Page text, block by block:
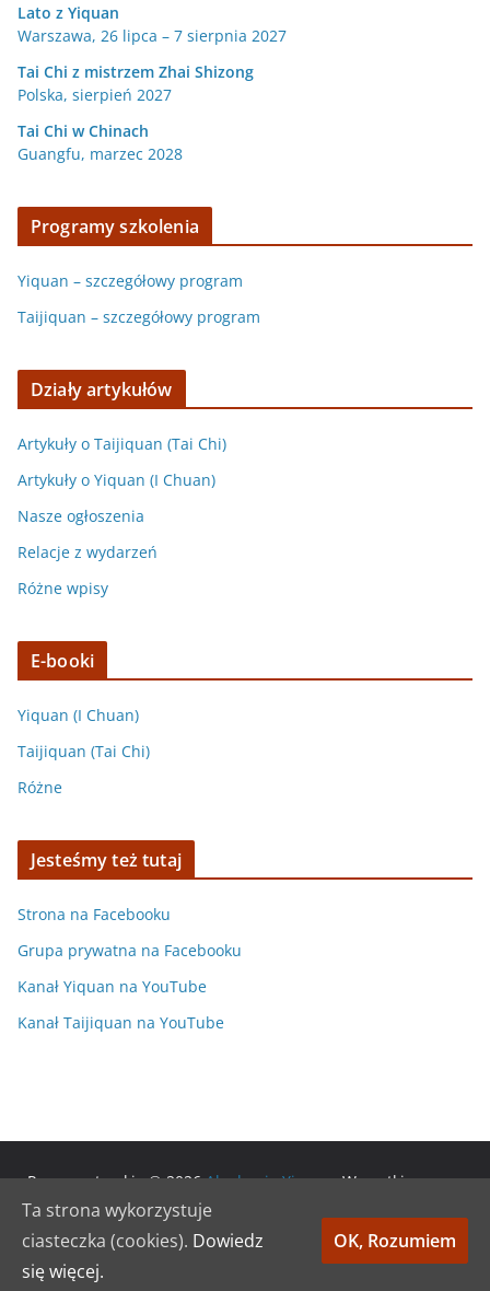
Lato z Yiquan
Warszawa, 26 lipca – 7 sierpnia 2027
Tai Chi z mistrzem Zhai Shizong
Polska, sierpień 2027
Tai Chi wChinach
Guangfu, marzec 2028
Programy szkolenia
Yiquan – szczegółowy program
Taijiquan – szczegółowy program
Działy artykułów
Artykuły o Taijiquan (Tai Chi)
Artykuły o Yiquan (I Chuan)
Nasze ogłoszenia
Relacje z wydarzeń
Różne wpisy
E-booki
Yiquan (I Chuan)
Taijiquan (Tai Chi)
Różne
Jesteśmy też tutaj
Strona na Facebooku
Grupa prywatna na Facebooku
Kanał Yiquan na YouTube
Kanał Taijiquan na YouTube
Prawa autorskie © 2026Akademia Yiquan. Wszystkie prawa
zastrzeżone.
Motyw:ColorMagstworzony przez ThemeGrill. Wspierane
Ta strona wykorzystuje
ciasteczka (cookies). Dowiedz
się więcej.
OK, Rozumiem